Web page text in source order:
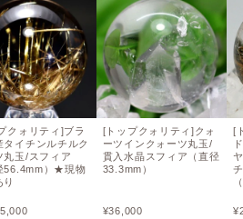
クォリティ]ブラ
タイチンルチルク
丸玉/スフィア
56.4mm）★現物
り
[トップクォリティ]クォ
ーツインクォーツ丸玉/
貫入水晶スフィア（直径
33.3mm）
¥36,000
[
¥